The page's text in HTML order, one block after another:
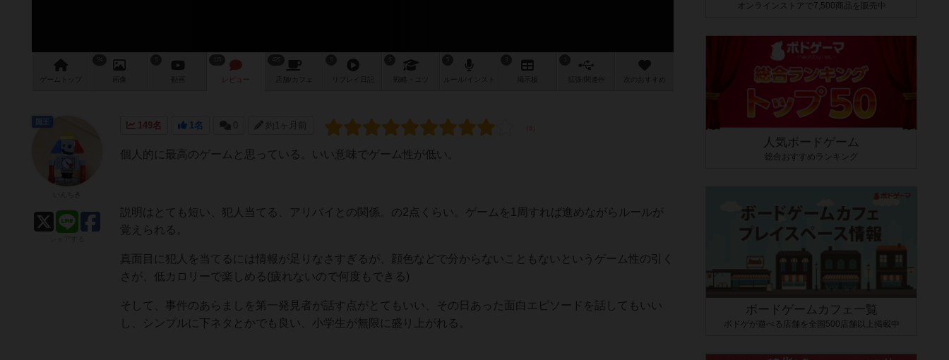
ゲーム 画像 レビュー 店舗/ カフェ 戦略 作 次のおすすめ
149名 1名 0 約1ヶ月前
個人的に最高のゲームと思っている。いい意味でゲーム性が低い。
説明はとても短い、犯人当てる、アリバイとの関係。の2点くらい。ゲームを1周すれば進めながらルールが
覚えられる。
真面目に犯人を当てるには情報が足りなさすぎるが、顔色などで分からないこともないというゲーム性の引く
さが、低カロリーで楽しめる(疲れないので何度もできる)
そして、事件のあらましを第一発見者が話す点がとてもいい、その日あった面白エピソードを話してもいい
し、シンプルに下ネタとかでも良い、小学生が無限に盛り上がれる。
国王
オンラインストアで7,500商品を販売中
人気ボードゲーム
総合おすすめランキング
ボードゲームカフェ一覧
ボドゲが遊べる店舗を全国500店舗以上掲載中